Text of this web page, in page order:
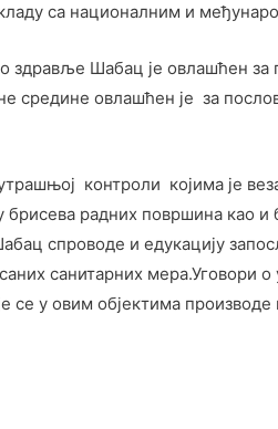
са националним и
здравље Шабац је овлашћен
средине овлашћен је за
контроли којима је
радних површина као
спроводе и едукацију
санитарних мера.Уговори
се у овим објектима производе